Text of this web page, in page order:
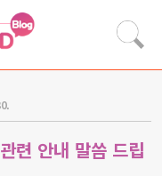
련 안내 말씀 드립